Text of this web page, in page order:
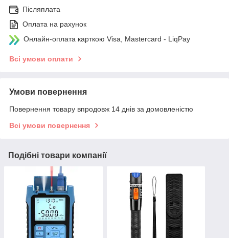
Післяплата
Оплата на рахунок
Онлайн-оплата карткою Visa, Mastercard - LiqPay
Всі умови оплати
Умови повернення
Повернення товару впродовж 14 днів за домовленістю
Всі умови повернення
Подібні товари компанії